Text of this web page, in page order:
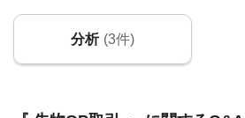
分析 (3件)